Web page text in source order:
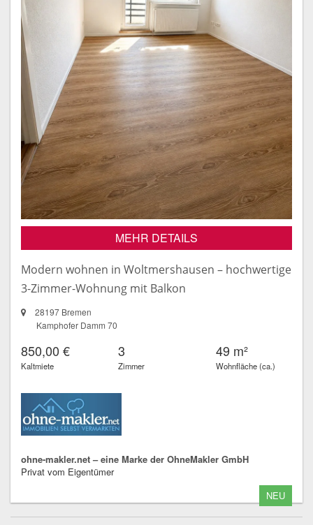
MEHR DETAILS
Modern wohnen in Woltmershausen – hochwertige
3-Zimmer-Wohnung mit Balkon
28197 Bremen
Kamphofer Damm 70
850,00 €
Kaltmiete
3
Zimmer
49 m²
Wohnfläche (ca.)
ohne-makler.net – eine Marke der OhneMakler GmbH
Privat vom Eigentümer
NEU